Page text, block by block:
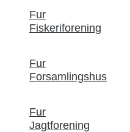
Fur
Fiskeriforening
Fur
Forsamlingshus
Fur
Jagtforening